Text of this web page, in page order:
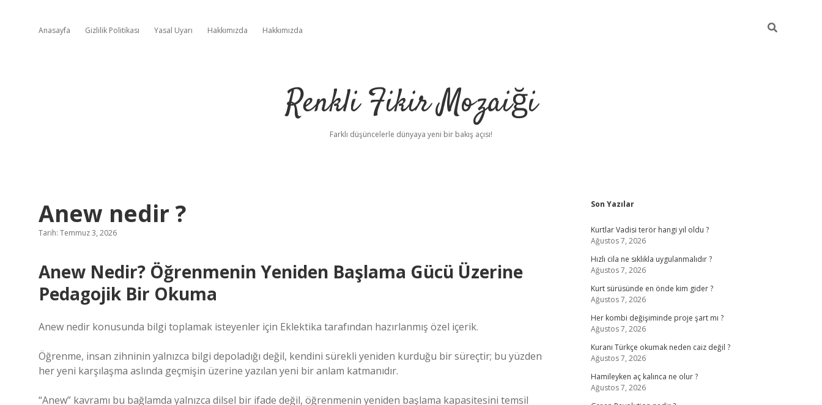
Anasayfa Gizlilik Politikası Yasal Uyarı Hakkımızda Hakkımızda
Renkli Fikir Mozaiği
Farklı düşüncelerle dünyaya yeni bir bakış açısı!
Anew nedir ?
Tarih: Temmuz 3, 2026
Anew Nedir? Öğrenmenin Yeniden Başlama Gücü Üzerine
Pedagojik Bir Okuma
Anew nedir konusunda bilgi toplamak isteyenler için Eklektika tarafından hazırlanmış özel içerik.
Öğrenme, insan zihninin yalnızca bilgi depoladığı değil, kendini sürekli yeniden kurduğu bir süreçtir; bu yüzden
her yeni karşılaşma aslında geçmişin üzerine yazılan yeni bir anlam katmanıdır.
“Anew” kavramı bu bağlamda yalnızca dilsel bir ifade değil, öğrenmenin yeniden başlama kapasitesini temsil
Sidebar
Son Yazılar
Kurtlar Vadisi terör hangi yıl oldu ?
Ağustos 7, 2026
Hızlı cila ne sıklıkla uygulanmalıdır ?
Ağustos 7, 2026
Kurt sürüsünde en önde kim gider ?
Ağustos 7, 2026
Her kombi değişiminde proje şart mı ?
Ağustos 7, 2026
Kuranı Türkçe okumak neden caiz değil ?
Ağustos 7, 2026
Hamileyken aç kalınca ne olur ?
Ağustos 7, 2026